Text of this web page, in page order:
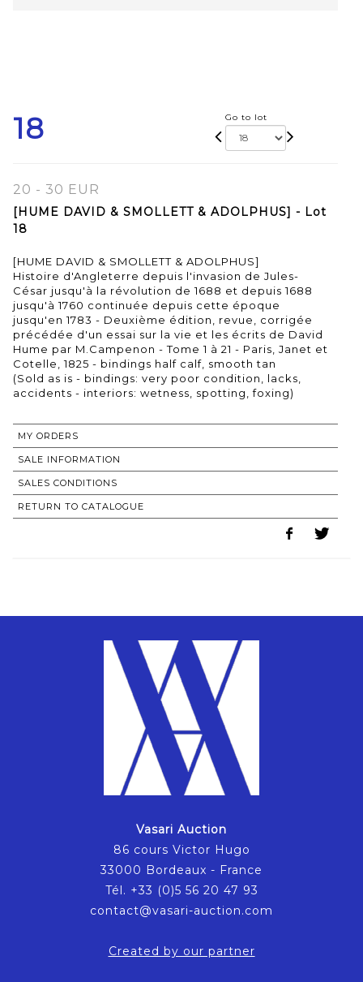
18 Go to lot
20 - 30 EUR
[HUME DAVID & SMOLLETT & ADOLPHUS] - Lot
18
[HUME DAVID & SMOLLETT & ADOLPHUS]
Histoire d'Angleterre depuis l'invasion de Jules-
César jusqu'à la révolution de 1688 et depuis 1688
jusqu'à 1760 continuée depuis cette époque
jusqu'en 1783 - Deuxième édition, revue, corrigée
précédée d'un essai sur la vie et les écrits de David
Hume par M.Campenon - Tome 1 à 21 - Paris, Janet et
Cotelle, 1825 - bindings half calf, smooth tan
(Sold as is - bindings: very poor condition, lacks,
accidents - interiors: wetness, spotting, foxing)
MY ORDERS
SALE INFORMATION
SALES CONDITIONS
RETURN TO CATALOGUE
Vasari Auction
86 cours Victor Hugo
33000 Bordeaux - France
Tél. +33 (0)5 56 20 47 93
contact@vasari-auction.com
Created by our partner